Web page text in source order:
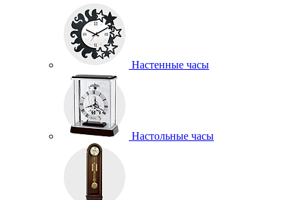
Настенные часы
Настольные часы